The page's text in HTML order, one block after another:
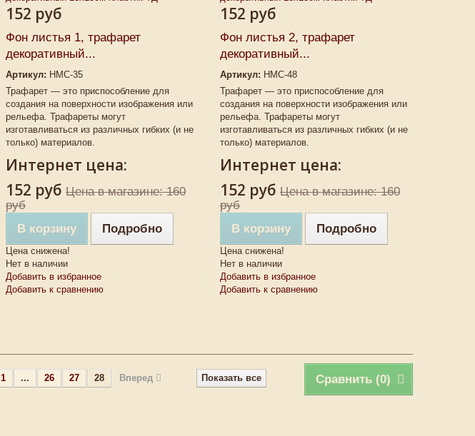
152 руб
Фон листья 1, трафарет
декоративный...
Артикул: НМС-35
Трафарет — это приспособление для
создания на поверхности изображения или
рельефа. Трафареты могут
изготавливаться из различных гибких (и не
только) материалов.
Интернет цена:
152 руб Цена в магазине: 160
руб
В корзину
Подробно
Цена снижена!
Нет в наличии
Добавить в избранное
Добавить к сравнению
152 руб
Фон листья 2, трафарет
декоративный...
Артикул: НМС-48
Трафарет — это приспособление для
создания на поверхности изображения или
рельефа. Трафареты могут
изготавливаться из различных гибких (и не
только) материалов.
Интернет цена:
152 руб Цена в магазине: 160
руб
В корзину
Подробно
Цена снижена!
Нет в наличии
Добавить в избранное
Добавить к сравнению
Сравнить (0)
Показать все
1 ... 26 27 28 Вперед